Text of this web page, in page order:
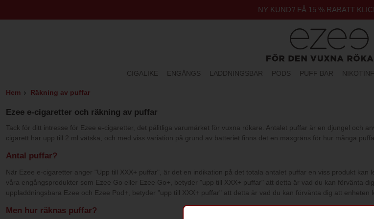
NY KUND? FÅ 15 % RABATT
CIGALIKE ENGÅNGS LADDNINGSBAR PODS PUFF BAR
Hem Räkning av puffar
Ezee e-cigaretter och räkning av puffar
Tack för ditt intresse för Ezee e-cigaretter, det pålitliga varumärket för vuxna rökare. Antalet puffar är en djungel och
cigarett har upp till 2 ml vätska, och med viss variation på grund av batteriet finns det en maxgräns för hur många
Antal puffar?
När Ezee e-cigaretter anger "Upp till XXX+ puffar", är det en indikation på det totala antalet puffar en viss produkt
våra engångsprodukter som Ezee Go eller Ezee Go+, betyder "upp till XXX+ puffar" att detta är vad du kan förvänta
uppladdningsbara Ezee och Ezee Pod+, betyder "upp till XXX+ puffar" att detta är vad du kan förvänta dig att
Men hur räknas puffar?